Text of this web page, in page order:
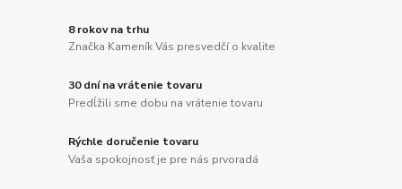
8 rokov na trhu
Značka Kameník Vás presvedčí o kvalite
30 dní na vrátenie tovaru
Predĺžili sme dobu na vrátenie tovaru
Rýchle doručenie tovaru
Vaša spokojnosť je pre nás prvoradá